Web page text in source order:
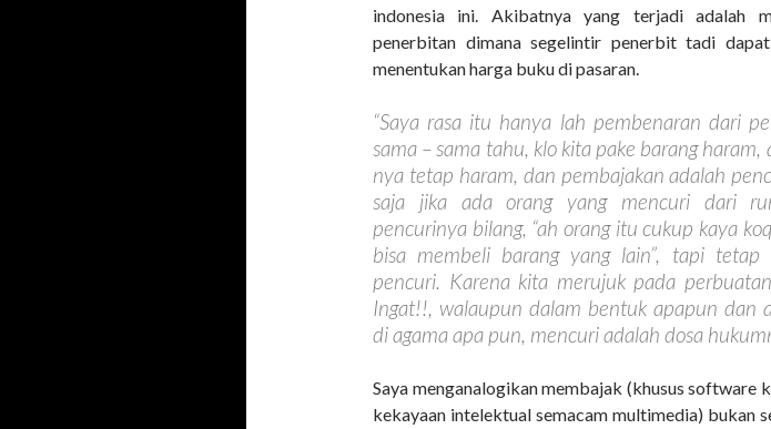
indonesia ini. Akibatnya yang terjadi adalah
penerbitan dimana segelintir penerbit tadi
menentukan harga buku di pasaran.
“Saya rasa itu hanya lah pembenaran dari
sama – sama tahu, klo kita pake barang
nya tetap haram, dan pembajakan adalah
saja jika ada orang yang mencuri dari
pencurinya bilang, “ah orang itu cukup kaya
bisa membeli barang yang lain”, tapi
pencuri. Karena kita merujuk pada
Ingat!!, walaupun dalam bentuk apapun dan
di agama apa pun, mencuri adalah dosa
Saya menganalogikan membajak (khusus software
kekayaan intelektual semacam multimedia) bukan